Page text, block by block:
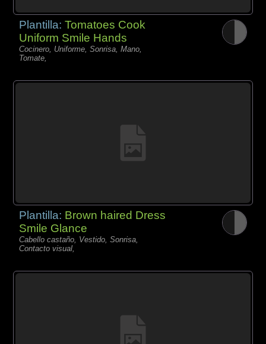
Plantilla:Tomatoes Cook
Uniform Smile Hands
Cocinero, Uniforme, Sonrisa, Mano,
Tomate,
Plantilla: Brown haired Dress
Smile Glance
Cabello castaño, Vestido, Sonrisa,
Contacto visual,